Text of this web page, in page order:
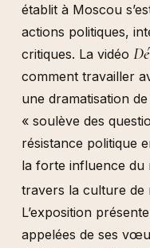
établit à Moscou
actions politiques,
critiques. La vidéo
comment travailler
une dramatisation
« soulève des
résistance politique
la forte influence du
travers la culture de
L’exposition
appelées de ses